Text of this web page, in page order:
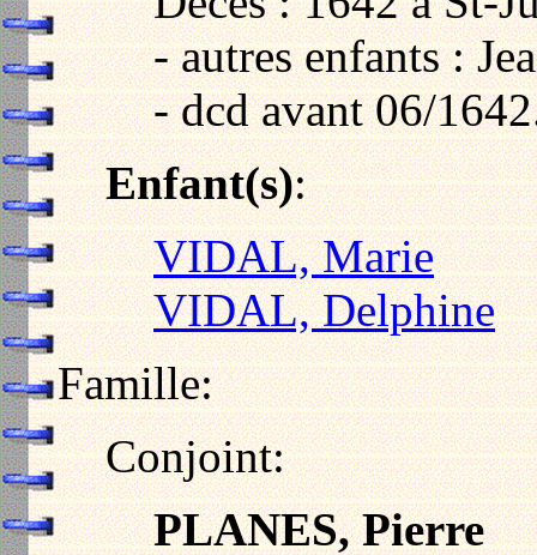
- autres enfants :
- dcd avant 06/
Enfant(s):
VIDAL, Marie
VIDAL, Delphine
Famille:
Conjoint:
PLANES, Pierre